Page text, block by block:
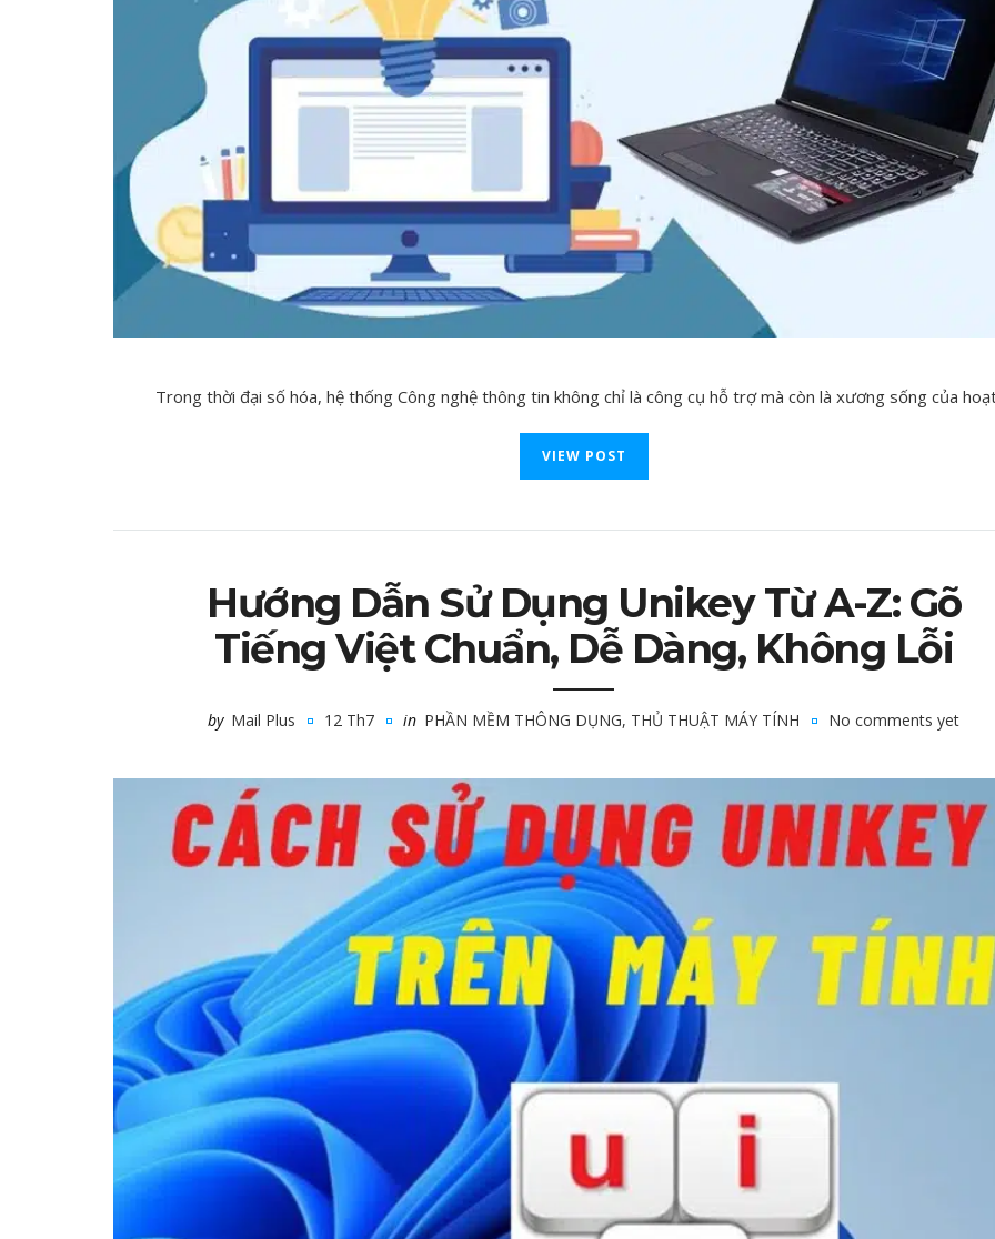
Trong thời đại số hóa, hệ thống Công nghệ thông tin không chỉ là công cụ hỗ trợ mà còn là xương sống của
VIEW POST
Hướng Dẫn Sử Dụng Unikey Từ A-Z: Gõ
Tiếng Việt Chuẩn, Dễ Dàng, Không Lỗi
by Mail Plus 12 Th7 in PHẦN MỀM THÔNG DỤNG, THỦ THUẬT MÁY TÍNH No comments yet